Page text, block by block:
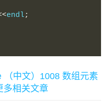
endl;
（中文）1008 数组元素
多相关文章